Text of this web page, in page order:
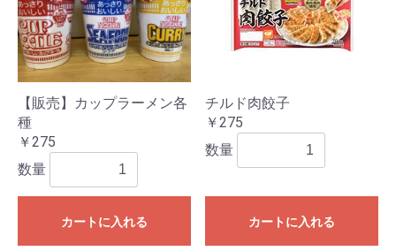
【販売】カップラーメン各
種
￥275
数量
カートに入れる
チルド肉餃子
￥275
数量
カートに入れる